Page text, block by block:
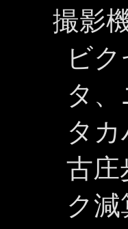
撮影
ビ
タ
タ
古庄
ク減